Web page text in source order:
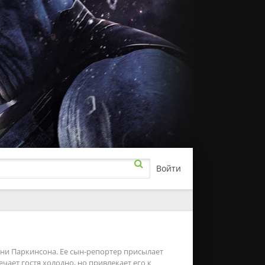
Войти
Паркинсона. Ее сын-репортер присылает
гостя холодно, но привлекает его к